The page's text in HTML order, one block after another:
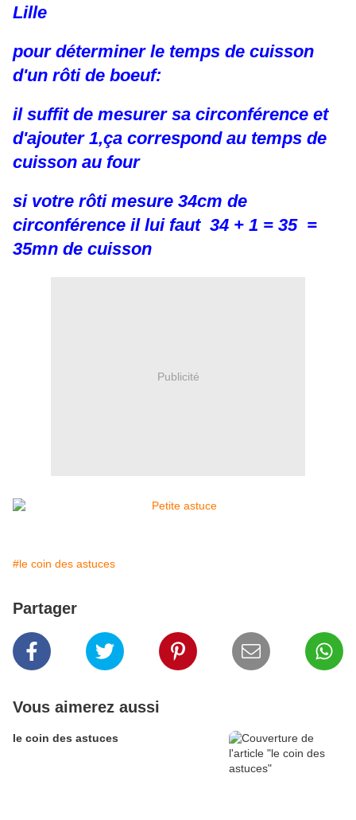
Lille
pour déterminer le temps de cuisson
d'un rôti de boeuf:
il suffit de mesurer sa circonférence et
d'ajouter 1,ça correspond au temps de
cuisson au four
si votre rôti mesure 34cm de
circonférence il lui faut 34 + 1 = 35 =
35mn de cuisson
Publicité
#le coin des astuces
Partager
Vous aimerez aussi
le coin des astuces